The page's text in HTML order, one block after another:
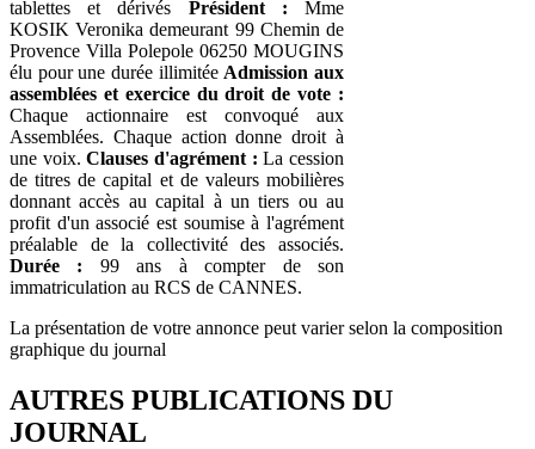
tablettes et dérivés Président : Mme
KOSIK Veronika demeurant 99 Chemin de
Provence Villa Polepole 06250 MOUGINS
élu pour une durée illimitée Admission aux
assemblées et exercice du droit de vote :
Chaque actionnaire est convoqué aux
Assemblées. Chaque action donne droit à
une voix.Clauses d'agrément : La cession
de titres de capital et de valeurs mobilières
donnant accès au capital à un tiers ou au
profit d'un associé est soumise à l'agrément
préalable de la collectivité des associés.
Durée : 99 ans à compter de son
immatriculation au RCS de CANNES.
La présentation de votre annonce peut varier selon la composition
graphique du journal
AUTRES PUBLICATIONS DU
JOURNAL